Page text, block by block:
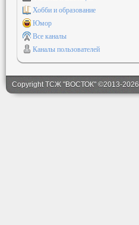
Хобби и образование
Юмор
Все каналы
Каналы пользователей
Copyright ТСЖ "ВОСТОК" ©2013-2026